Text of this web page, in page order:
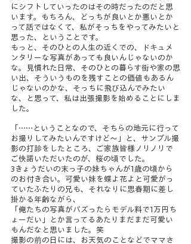
にシフトしていったのはその時だったのだと思
います。もちろん、どっちが良いとか悪いとか
って話ではなくて、私がそっちをやってみたいと
思った、ということです。
もっと、そのひとの人生の近くでの、ドキュメ
ンタリーな写真があっても良いんじゃないのか
な。見慣れた日常、そのひとの暮らす街や家の思
い出、そういうものを残すことの価値もあるん
じゃないのかな、そっちに飛び込んでみたい
な、と思って、私は出張撮影を始めることにしま
した。
「……ということなので、そちらの地元に行って
お撮りしてみたいんですけど～」と、サンプル撮
影の打診をしたところ、ご家族皆様ノリノリで
ご快諾いただいたのが、桜の頃でした。
3きょうだいの末っ子の妹ちゃんが1歳の頃から
のお付き合い。可愛い妹を蝶よ花よと可愛がっ
ていたふたりの兄も、それなりに思春期に差し
掛かる年齢ながら、
「俺たちの写真がバズったらモデル料で1万円ち
ょーだい」とか言ってるあたりまだまだ可愛い
もんだなと思いました。笑
撮影の前の日には、お天気のことなどでママさ